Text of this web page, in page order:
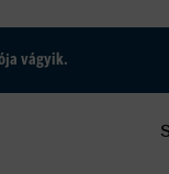
vágyik.